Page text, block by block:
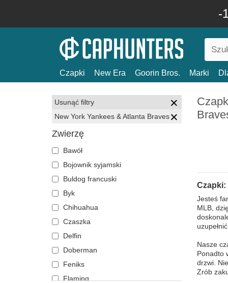
-
Czapki New Era Goorin Bros. Marki
Usunąć filtry
New York Yankees & Atlanta Braves
Zwierzę
Bawół
Bojownik syjamski
Buldog francuski
Byk
Chihuahua
Czaszka
Delfin
Doberman
Feniks
Flaming
Czapki:
Jesteś
MLB,
Nasze
Ponadto
drzwi.
Zrób